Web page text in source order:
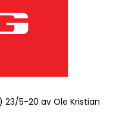
23/5-20 av Ole Kristian